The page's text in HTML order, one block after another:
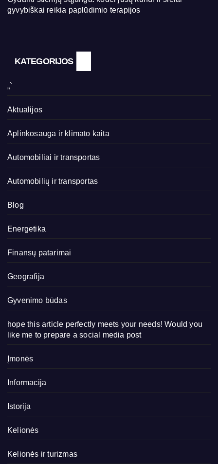
gyvybiškai reikia paplūdimio terapijos
KATEGORIJOS
„`
Aktualijos
Aplinkosauga ir klimato kaita
Automobiliai ir transportas
Automobilių ir transportas
Blog
Energetika
Finansų patarimai
Geografija
Gyvenimo būdas
hope this article perfectly meets your needs! Would you
like me to prepare a social media post
Įmonės
Informacija
Istorija
Kelionės
Kelionės ir turizmas